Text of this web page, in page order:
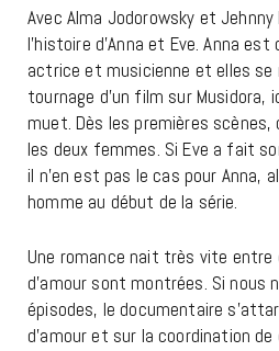
Avec Alma Jodorowsky et
l’histoire d’Anna et Eve. Anna
actrice et musicienne et elles
tournage d’un film sur Musidora,
muet. Dès les premières
les deux femmes. Si Eve a fait
il n’en est pas le cas pour Anna,
homme au début de la série.
Une romance nait très vite
d’amour sont montrées. Si nous
épisodes, le documentaire
d’amour et sur la coordination de